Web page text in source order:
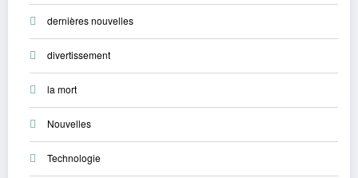
dernières nouvelles
divertissement
la mort
Nouvelles
Technologie